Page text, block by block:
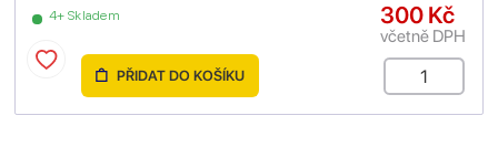
4+ Skladem 300 Kč
včetně DPH
PŘIDAT DO KOŠÍKU